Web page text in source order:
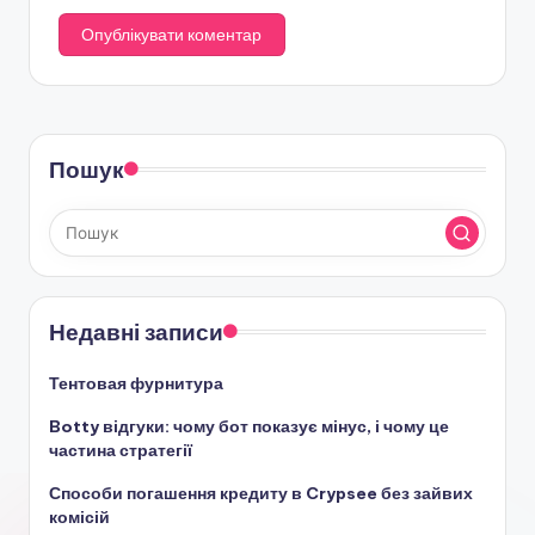
Пошук
Недавні записи
Тентовая фурнитура
Botty відгуки: чому бот показує мінус, і чому це
частина стратегії
Способи погашення кредиту в Crypsee без зайвих
комісій